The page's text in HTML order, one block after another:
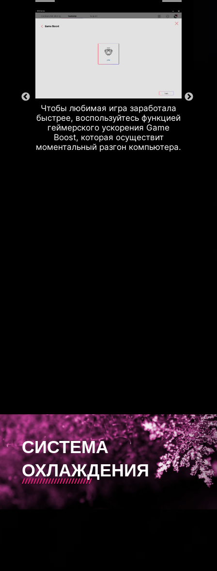
Чтобы любимая игра заработала
быстрее, воспользуйтесь функцией
геймерского ускорения Game
Boost, которая осуществит
моментальный разгон компьютера.
СИСТЕМА
ОХЛАЖДЕНИЯ